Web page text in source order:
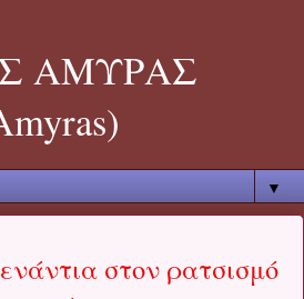
ΑΜΥΡΑΣ
▼
στον ρατσισμό